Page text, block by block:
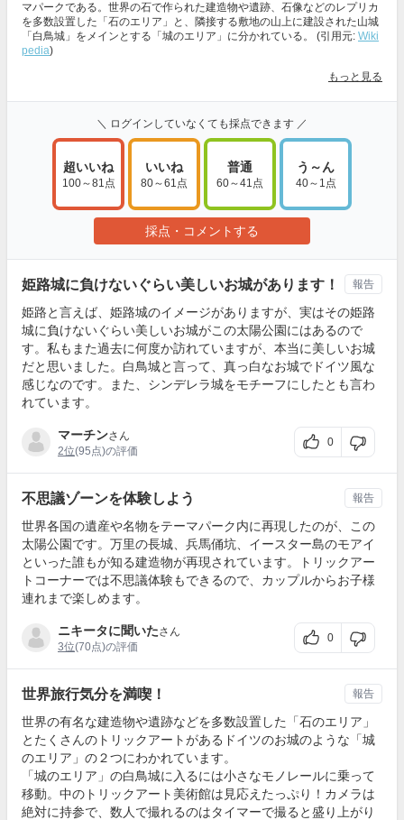
マパークである。世界の石で作られた建造物や遺跡、石像などのレプリカ
を多数設置した「石のエリア」と、隣接する敷地の山上に建設された山城
「白鳥城」をメインとする「城のエリア」に分かれている。 (引用元: Wiki
pedia)
もっと見る
＼ ログインしていなくても採点できます ／
超いいね
100～81点
いいね
80～61点
普通
60～41点
う～ん
40～1点
採点・コメントする
姫路城に負けないぐらい美しいお城があります！
姫路と言えば、姫路城のイメージがありますが、実はその姫路
城に負けないぐらい美しいお城がこの太陽公園にはあるので
す。私もまた過去に何度か訪れていますが、本当に美しいお城
だと思いました。白鳥城と言って、真っ白なお城でドイツ風な
感じなのです。また、シンデレラ城をモチーフにしたとも言わ
れています。
マーチンさん
2位(95点)の評価
0
報告
不思議ゾーンを体験しよう
世界各国の遺産や名物をテーマパーク内に再現したのが、この
太陽公園です。万里の長城、兵馬俑坑、イースター島のモアイ
といった誰もが知る建造物が再現されています。トリックアー
トコーナーでは不思議体験もできるので、カップルからお子様
連れまで楽しめます。
ニキータに聞いたさん
3位(70点)の評価
0
報告
世界旅行気分を満喫！
世界の有名な建造物や遺跡などを多数設置した「石のエリア」
とたくさんのトリックアートがあるドイツのお城のような「城
のエリア」の２つにわかれています。
「城のエリア」の白鳥城に入るには小さなモノレールに乗って
移動。中のトリックアート美術館は見応えたっぷり！カメラは
絶対に持参で、数人で撮れるのはタイマーで撮ると盛り上がり
報告